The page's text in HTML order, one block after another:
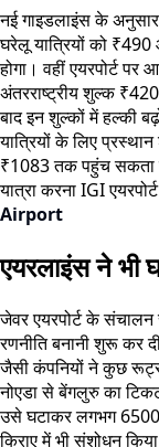
नई गाइडलाइंस के
घरेलू यात्रियों को ₹490
होगा। वहीं एयरपोर्ट
अंतरराष्ट्रीय शुल्क
बाद इन शुल्कों में हल्की
यात्रियों के लिए
₹1083 तक पहुंच सकता
यात्रा करना IGI
Airport
एयरलाइंस ने भी
जेवर एयरपोर्ट के
रणनीति बनानी शुरू कर
जैसी कंपनियों ने कुछ रूट्स
नोएडा से बेंगलुरु का
उसे घटाकर लगभग
किराए में भी संशोधन